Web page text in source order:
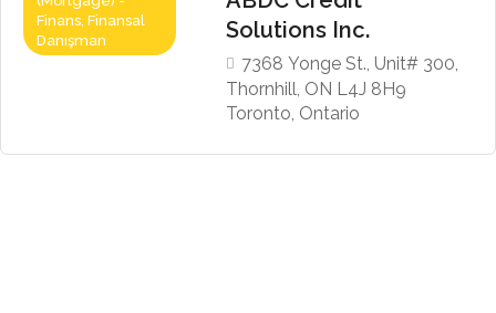
Finans, Finansal
Danışman
Solutions Inc.
7368 Yonge St., Unit# 300,
Thornhill, ON L4J 8H9
Toronto, Ontario